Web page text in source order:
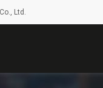
Ltd.